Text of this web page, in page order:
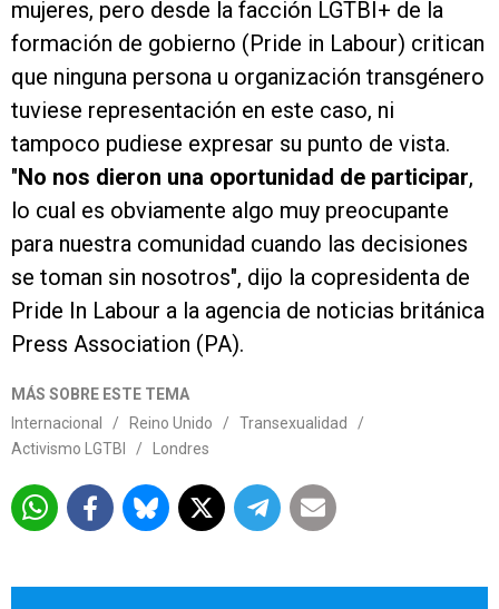
mujeres, pero desde la facción LGTBI+ de la
formación de gobierno (Pride in Labour) critican
que ninguna persona u organización transgénero
tuviese representación en este caso, ni
tampoco pudiese expresar su punto de vista.
"No nos dieron una oportunidad de participar,
lo cual es obviamente algo muy preocupante
para nuestra comunidad cuando las decisiones
se toman sin nosotros", dijo la copresidenta de
Pride In Labour a la agencia de noticias británica
Press Association (PA).
MÁS SOBRE ESTE TEMA
Internacional
/ Reino Unido / Transexualidad
/
Activismo LGTBI
/ Londres